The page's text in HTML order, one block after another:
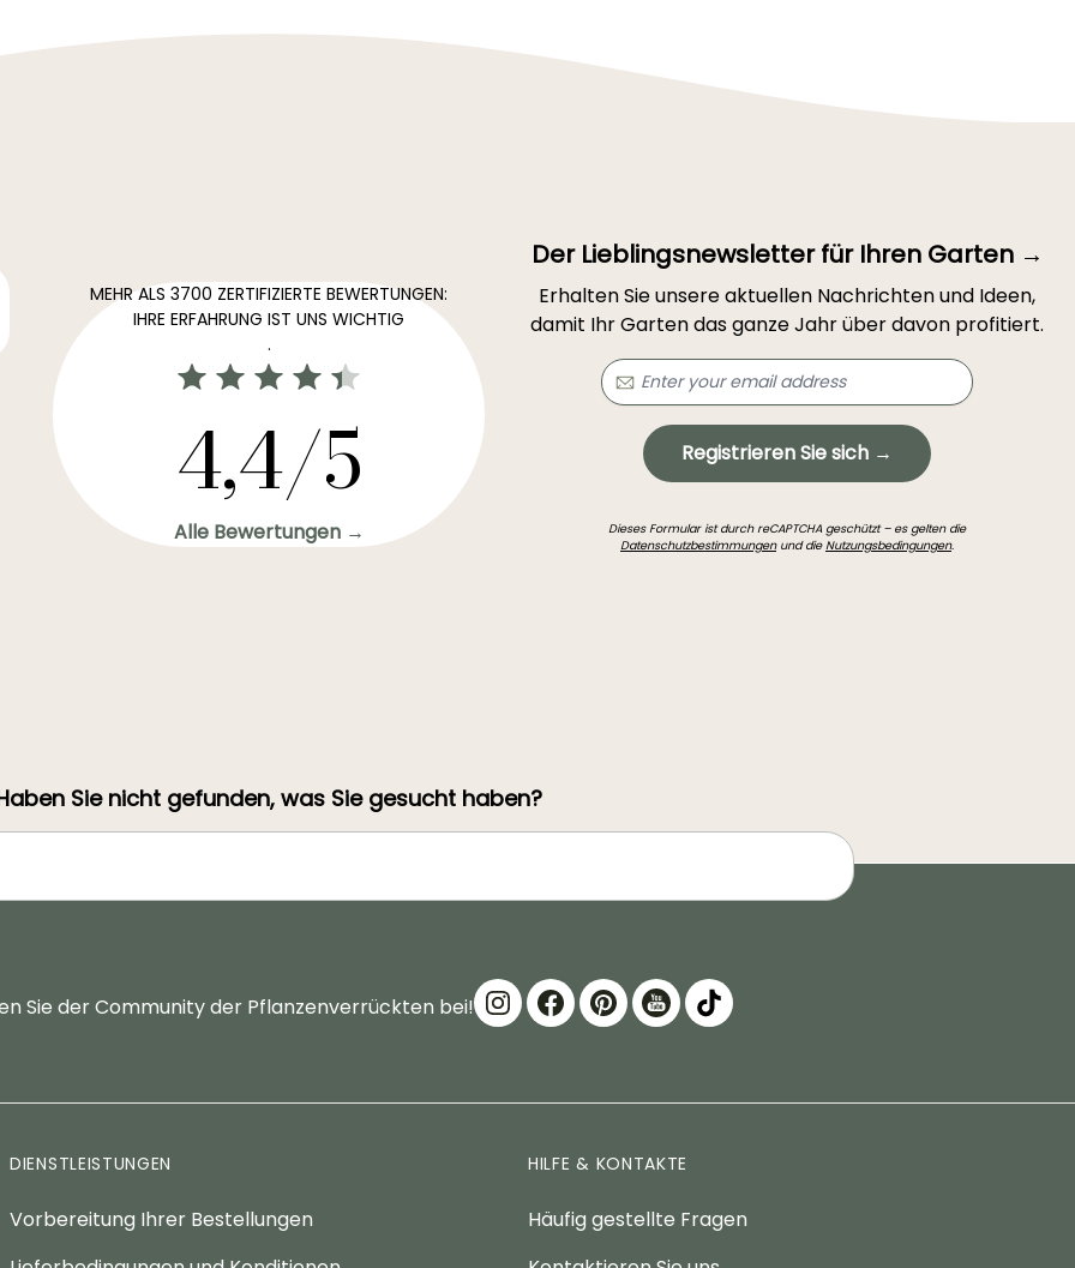
MEHR ALS 3700 ZERTIFIZIERTE BEWERTUNGEN:
IHRE ERFAHRUNG IST UNS WICHTIG
.
4,4/5
Alle Bewertungen →
Der Lieblingsnewsletter für Ihren Garten →
Erhalten Sie unsere aktuellen Nachrichten und Ideen,
damit Ihr Garten das ganze Jahr über davon profitiert.
Registrieren Sie sich →
Dieses Formular ist durch reCAPTCHA geschützt – es gelten die
Datenschutzbestimmungenund dieNutzungsbedingungen.
Sie nicht gefunden, was Sie gesucht haben?
Sie der Community der Pflanzenverrückten bei!
DIENSTLEISTUNGEN
Vorbereitung Ihrer Bestellungen
HILFE & KONTAKTE
Häufig gestellte Fragen